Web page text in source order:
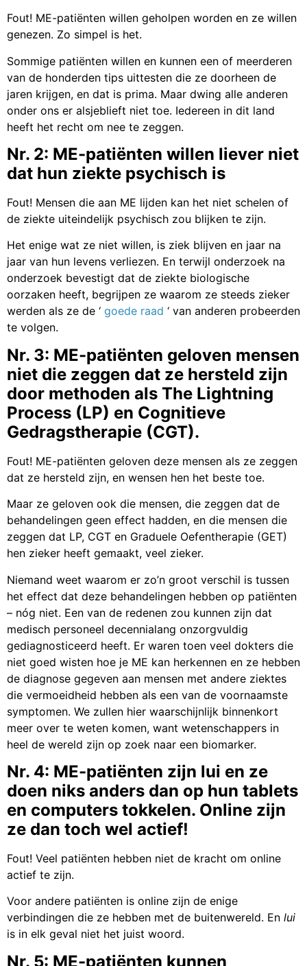
Fout! ME-patiënten willen geholpen worden en ze willen
genezen. Zo simpel is het.
Sommige patiënten willen en kunnen een of meerderen
van de honderden tips uittesten die ze doorheen de
jaren krijgen, en dat is prima. Maar dwing alle anderen
onder ons er alsjeblieft niet toe. Iedereen in dit land
heeft het recht om nee te zeggen.
Nr. 2: ME-patiënten willen liever niet
dat hun ziekte psychisch is
Fout! Mensen die aan ME lijden kan het niet schelen of
de ziekte uiteindelijk psychisch zou blijken te zijn.
Het enige wat ze niet willen, is ziek blijven en jaar na
jaar van hun levens verliezen. En terwijl onderzoek na
onderzoek bevestigt dat de ziekte biologische
oorzaken heeft, begrijpen ze waarom ze steeds zieker
werden als ze de ‘ goede raad ‘ van anderen probeerden
te volgen.
Nr. 3: ME-patiënten geloven mensen
niet die zeggen dat ze hersteld zijn
door methoden als The Lightning
Process (LP) en Cognitieve
Gedragstherapie (CGT).
Fout! ME-patiënten geloven deze mensen als ze zeggen
dat ze hersteld zijn, en wensen hen het beste toe.
Maar ze geloven ook die mensen, die zeggen dat de
behandelingen geen effect hadden, en die mensen die
zeggen dat LP, CGT en Graduele Oefentherapie (GET)
hen zieker heeft gemaakt, veel zieker.
Niemand weet waarom er zo’n groot verschil is tussen
het effect dat deze behandelingen hebben op patiënten
– nóg niet. Een van de redenen zou kunnen zijn dat
medisch personeel decennialang onzorgvuldig
gediagnosticeerd heeft. Er waren toen veel dokters die
niet goed wisten hoe je ME kan herkennen en ze hebben
de diagnose gegeven aan mensen met andere ziektes
die vermoeidheid hebben als een van de voornaamste
symptomen. We zullen hier waarschijnlijk binnenkort
meer over te weten komen, want wetenschappers in
heel de wereld zijn op zoek naar een biomarker.
Nr. 4: ME-patiënten zijn lui en ze
doen niks anders dan op hun tablets
en computers tokkelen. Online zijn
ze dan toch wel actief!
Fout! Veel patiënten hebben niet de kracht om online
actief te zijn.
Voor andere patiënten is online zijn de enige
verbindingen die ze hebben met de buitenwereld. En lui
is in elk geval niet het juist woord.
Nr. 5: ME-patiënten kunnen